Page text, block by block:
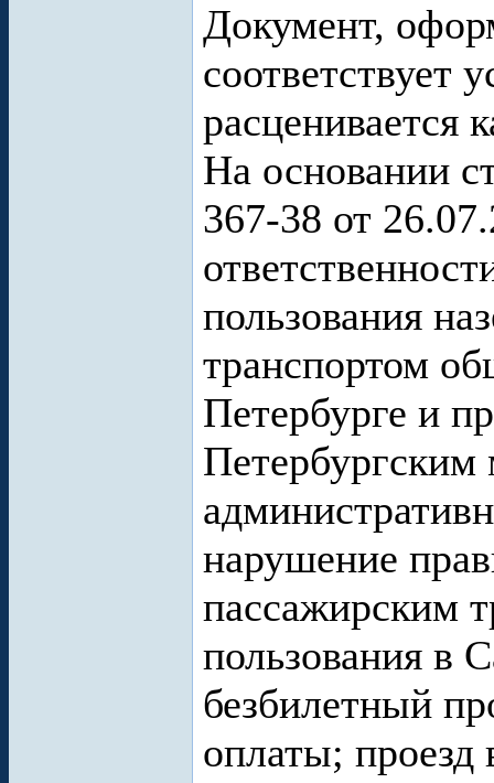
Документ,
соответствует
расценивается
На основании
367-38 от
пользования
транспортом
Петербурге и
Петербургским
нарушение
пассажирским
пользования в
безбилетный
оплаты;